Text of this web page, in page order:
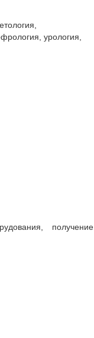
урология,
получение